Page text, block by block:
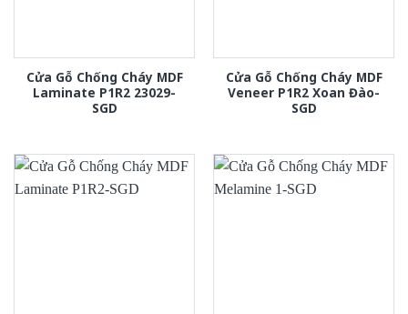
Cửa Gỗ Chống Cháy MDF
Laminate P1R2 23029-
SGD
Cửa Gỗ Chống Cháy MDF
Veneer P1R2 Xoan Đào-
SGD